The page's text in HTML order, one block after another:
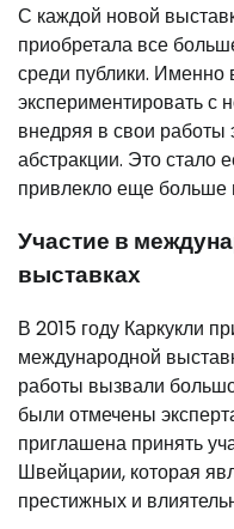
С каждой новой
приобретала все
среди публики. Именно
экспериментировать с
внедряя в свои
абстракции. Это стало
привлекло еще больше
Участие в
выставках
В 2015 году Каркукли
международной
работы вызвали
были отмечены
приглашена принять
Швейцарии, которая
престижных и